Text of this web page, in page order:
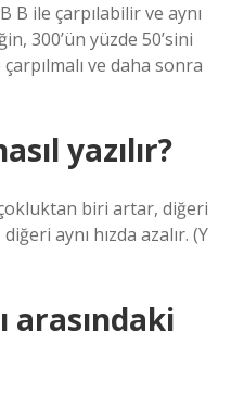
B ile çarpılabilir ve aynı
300’ün yüzde 50’sini
ve daha sonra
yazılır?
biri artar, diğeri
aynı hızda azalır. (Y
arasındaki